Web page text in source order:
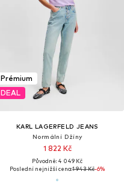
Prémium
DEAL
KARL LAGERFELD JEANS
Normální Džíny
1 822 Kč
Původně: 4 049 Kč
Poslední nejnižší cena:1 943 Kč-6%